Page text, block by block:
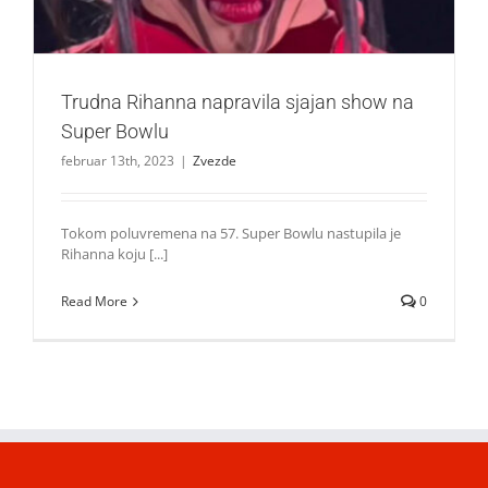
Trudna Rihanna napravila sjajan show na
Super Bowlu
februar 13th, 2023 | Zvezde
Tokom poluvremena na 57. Super Bowlu nastupila je
Rihanna koju [...]
Read More 0